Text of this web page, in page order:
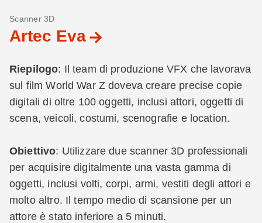
Scanner 3D
Artec Eva
Riepilogo: Il team di produzione VFX che lavorava
sul film World War Z doveva creare precise copie
digitali di oltre 100 oggetti, inclusi attori, oggetti di
scena, veicoli, costumi, scenografie e location.
Obiettivo: Utilizzare due scanner 3D professionali
per acquisire digitalmente una vasta gamma di
oggetti, inclusi volti, corpi, armi, vestiti degli attori e
molto altro. Il tempo medio di scansione per un
attore è stato inferiore a 5 minuti.